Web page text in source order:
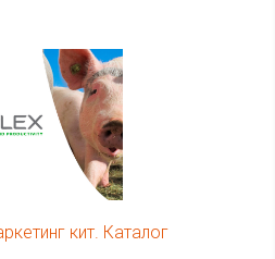
кит. Каталог